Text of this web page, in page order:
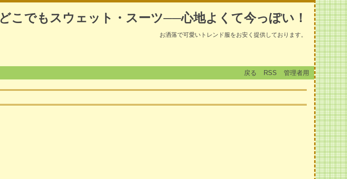
どこでもスウェット・スーツ──心地よくて今っぽい！
お洒落で可愛いトレンド服をお安く提供しております。
戻る RSS 管理者用